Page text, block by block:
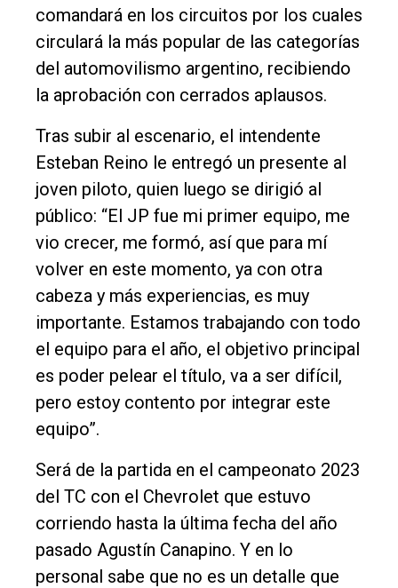
Cultura
Entrevistas
Rural
Fúnebres
Edición
Empresa
Nosotros
Contacto
comandará en los circuitos por los cuales
circulará la más popular de las categorías
del automovilismo argentino, recibiendo
la aprobación con cerrados aplausos.
Tras subir al escenario, el intendente
Esteban Reino le entregó un presente al
joven piloto, quien luego se dirigió al
público: “El JP fue mi primer equipo, me
vio crecer, me formó, así que para mí
volver en este momento, ya con otra
cabeza y más experiencias, es muy
importante. Estamos trabajando con todo
el equipo para el año, el objetivo principal
es poder pelear el título, va a ser difícil,
pero estoy contento por integrar este
equipo”.
Será de la partida en el campeonato 2023
del TC con el Chevrolet que estuvo
corriendo hasta la última fecha del año
pasado Agustín Canapino. Y en lo
personal sabe que no es un detalle que